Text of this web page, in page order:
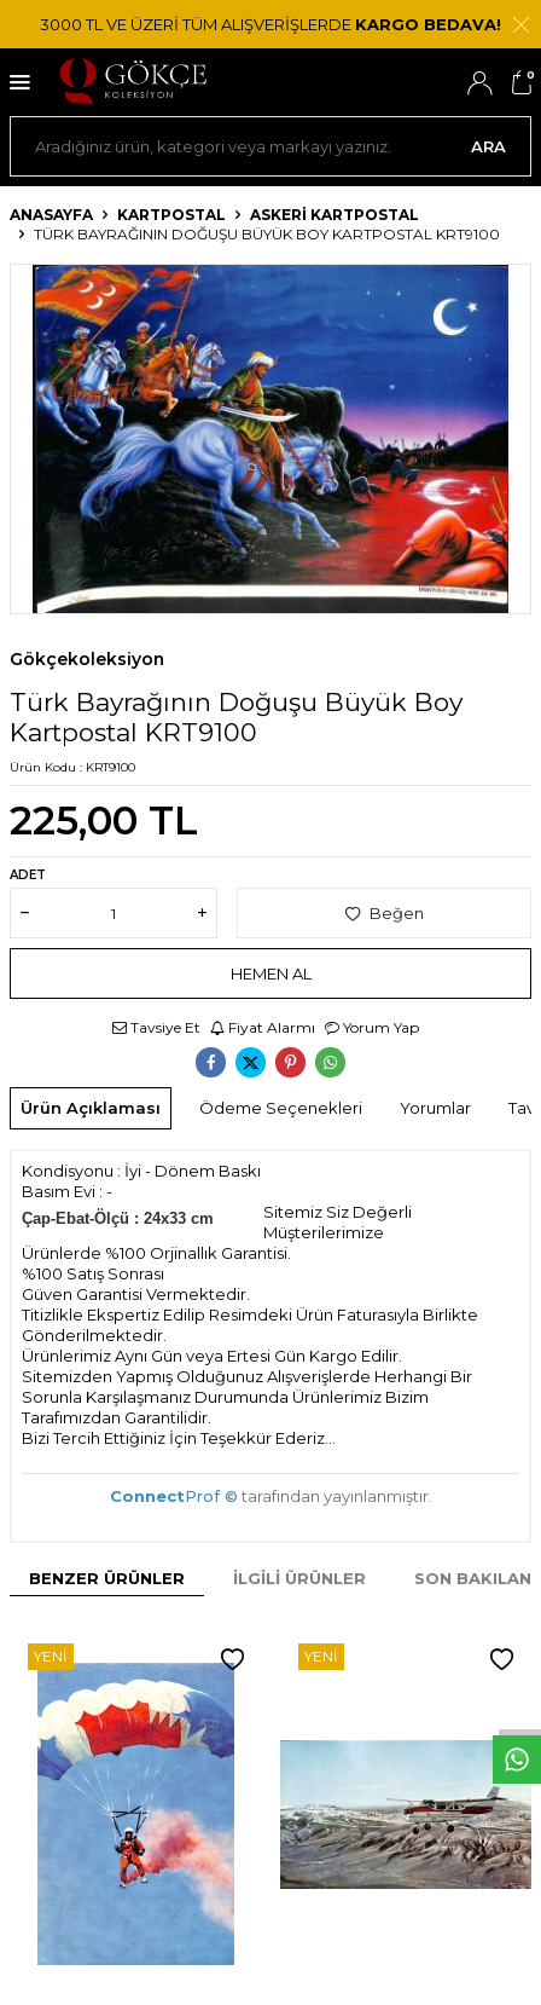
WhtsppDeseHatt
3000 TL VE ÜZERİ TÜM ALIŞVERİŞLERDE KARGO BEDAVA!
ARA
0
ANASAYFA KARTPOSTAL
ASKERI KARTPOSTAL
TÜRK BAYRAĞININ DOĞUŞU BÜYÜK BOY KARTPOSTAL KRT9100
Gökçekoleksiyon
Türk Bayrağının Doğuşu Büyük Boy
Kartpostal KRT9100
Ürün Kodu : KRT9100
225,00 TL
ADET
Beğen
HEMEN AL
Tavsiye Et Fiyat Alarmı Yorum Yap
Ürün Açıklaması Ödeme Seçenekleri Yorumlar
Kondisyonu : İyi - Dönem Baskı
Basım Evi : -
Çap-Ebat-Ölçü : 24x33 cm
Sitemiz Siz Değerli
Müşterilerimize
Ürünlerde %100 Orjinallık Garantisi.
%100 Satış Sonrası
Güven Garantisi Vermektedir.
Titizlikle Ekspertiz Edilip Resimdeki Ürün Faturasıyla Birlikte
Gönderilmektedir.
Ürünlerimiz Aynı Gün veya Ertesi Gün Kargo Edilir.
Sitemizden Yapmış Olduğunuz Alışverişlerde Herhangi Bir
Sorunla Karşılaşmanız Durumunda Ürünlerimiz Bizim
Tarafımızdan Garantilidir.
Bizi Tercih Ettiğiniz İçin Teşekkür Ederiz...
ConnectProf © tarafından yayınlanmıştır.
BENZER ÜRÜNLER İLGILI ÜRÜNLER SON
YENI YENI